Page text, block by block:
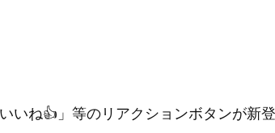
いね👍」等のリアクションボタンが新